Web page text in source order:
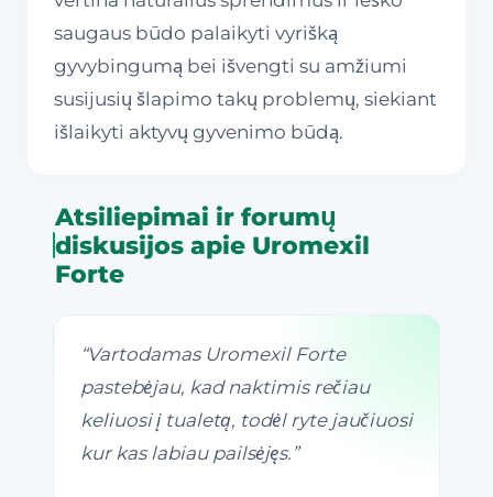
saugaus būdo palaikyti vyrišką
gyvybingumą bei išvengti su amžiumi
susijusių šlapimo takų problemų, siekiant
išlaikyti aktyvų gyvenimo būdą.
Atsiliepimai ir forumų
diskusijos apie Uromexil
Forte
“Vartodamas Uromexil Forte
pastebėjau, kad naktimis rečiau
keliuosi į tualetą, todėl ryte jaučiuosi
kur kas labiau pailsėjęs. ”